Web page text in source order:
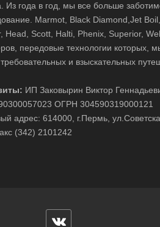
Из года в год, мы все больше
Marmot, Black Diamond,Jet
Head, Scott, Halti, Phenix, Superior,
передовые технологии которых,
и взыскательных
ИП Заковырин Виктор
ОГРН 304590319000121
адрес: 614000, г.Пермь,
(342) 2101242